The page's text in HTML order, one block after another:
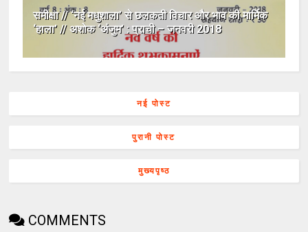
समीक्षा // ‘नई मधुशाला’ से छलकती विचार और भाव की मार्मिक
‘हाला’ // अशोक ‘अंजुम’ : प्राची – जनवरी 2018
नई पोस्ट
पुरानी पोस्ट
मुख्यपृष्ठ
COMMENTS